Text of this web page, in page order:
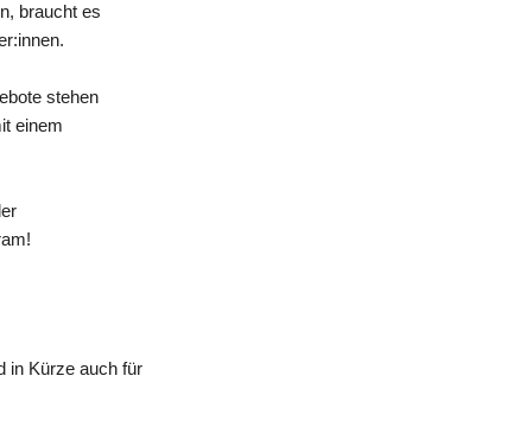
braucht es
stehen
einem
in Kürze auch für